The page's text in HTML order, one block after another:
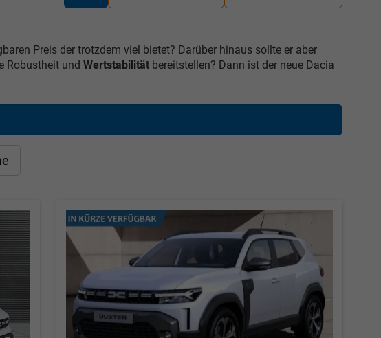
Preis der trotzdem viel bietet? Darüber hinaus sollte er aber
Robustheit und Wertstabilitätbereitstellen? Dann ist der neue Dacia